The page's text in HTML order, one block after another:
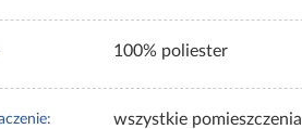
100% poliester
wszystkie pomieszczenia